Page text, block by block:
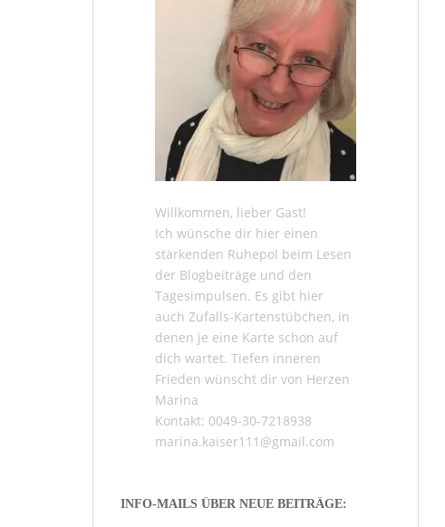
Willkommen, lieber Gast!
Ich wünsche dir hier einen
stärkenden Ruhepol beim Lesen
der Blogbeiträge und den
Tagesimpulsen. Es gibt hier
auch Zufalls-Kartenstübchen, in
denen je eine Karte schon auf
dich wartet. Tiefen inneren
Frieden wünscht dir von Herzen
Marina
Kontakt: 0049-30-7218938
marina.kaiser111@gmail.com
INFO-MAILS ÜBER NEUE BEITRÄGE: